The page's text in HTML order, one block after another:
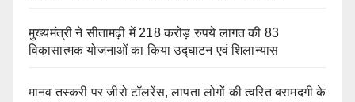
मुख्यमंत्री ने सीतामढ़ी में 218 करोड़ रुपये लागत की 83
विकासात्मक योजनाओं का किया उद्घाटन एवं शिलान्यास
मानव तस्करी पर जीरो टॉलरेंस, लापता लोगों की त्वरित बरामदगी के